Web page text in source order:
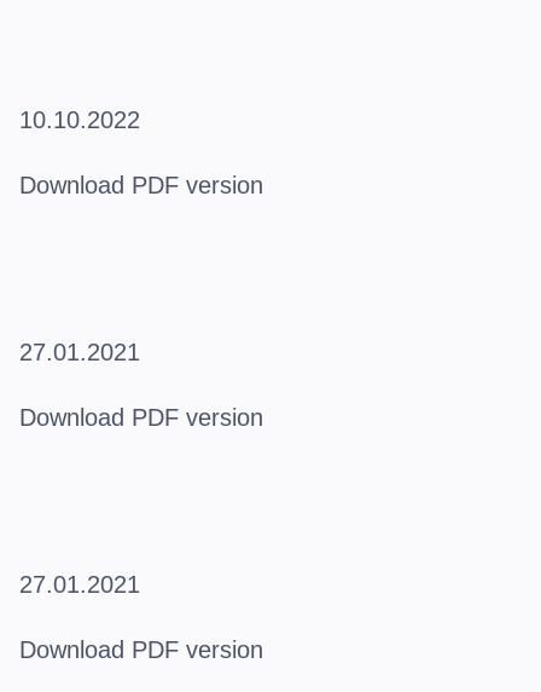
10.10.2022
Download PDF version
27.01.2021
Download PDF version
27.01.2021
Download PDF version